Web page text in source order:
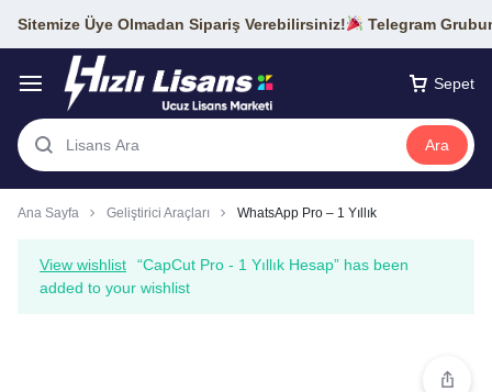
Sitemize Üye Olmadan Sipariş Verebilirsiniz! Telegram
Sepet
Ara
Ana Sayfa Geliştirici Araçları WhatsApp Pro – 1 Yıllık
View wishlist
“CapCut Pro - 1 Yıllık Hesap” has been
added to your wishlist